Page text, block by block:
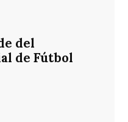
del
de Fútbol